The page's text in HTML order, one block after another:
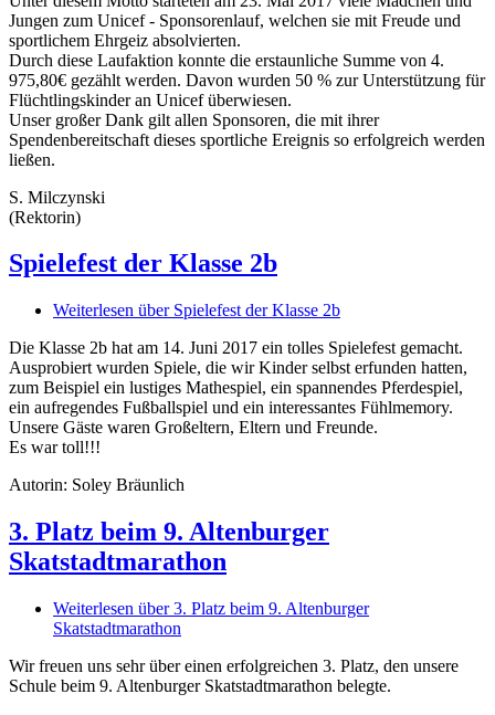
Jungen zum Unicef - Sponsorenlauf, welchen sie mit Freude und
sportlichem Ehrgeiz absolvierten.
Durch diese Laufaktion konnte die erstaunliche Summe von 4.
975,80€ gezählt werden. Davon wurden 50 % zur Unterstützung für
Flüchtlingskinder an Unicef überwiesen.
Unser großer Dank gilt allen Sponsoren, die mit ihrer
Spendenbereitschaft dieses sportliche Ereignis so erfolgreich werden
ließen.
S. Milczynski
(Rektorin)
Spielefest der Klasse 2b
Weiterlesen über Spielefest der Klasse 2b
Die Klasse 2b hat am 14. Juni 2017 ein tolles Spielefest gemacht.
Ausprobiert wurden Spiele, die wir Kinder selbst erfunden hatten,
zum Beispiel ein lustiges Mathespiel, ein spannendes Pferdespiel,
ein aufregendes Fußballspiel und ein interessantes Fühlmemory.
Unsere Gäste waren Großeltern, Eltern und Freunde.
Es war toll!!!
Autorin: Soley Bräunlich
3. Platz beim 9. Altenburger
Skatstadtmarathon
Weiterlesen über 3. Platz beim 9. Altenburger
Skatstadtmarathon
Wir freuen uns sehr über einen erfolgreichen 3. Platz, den unsere
Schule beim 9. Altenburger Skatstadtmarathon belegte.